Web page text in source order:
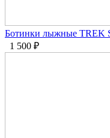
Ботинки лыжные TREK
1 500 ₽